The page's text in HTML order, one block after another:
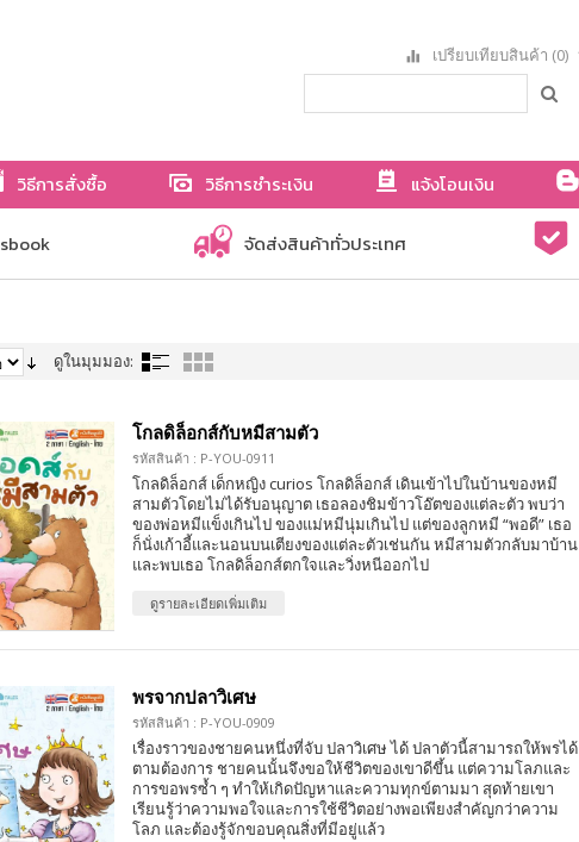
เปรียบเทียบสินค้า (0)
วิธีการสั่งซื้อ วิธีการชำระเงิน แจ้งโอนเงิน
จัดส่งสินค้าทั่วประเทศ
ดูในมุมมอง:
โกลดิล็อกส์กับหมีสามตัว
รหัสสินค้า : P-YOU-0911
โกลดิล็อกส์ เด็กหญิง curios โกลดิล็อกส์ เดินเข้าไปในบ้านของหมี
สามตัวโดยไม่ได้รับอนุญาต เธอลองชิมข้าวโอ๊ตของแต่ละตัว พบว่า
ของพ่อหมีแข็งเกินไป ของแม่หมีนุ่มเกินไป แต่ของลูกหมี “พอดี” เธอ
ก็นั่งเก้าอี้และนอนบนเตียงของแต่ละตัวเช่นกัน หมีสามตัวกลับมาบ้าน
และพบเธอ โกลดิล็อกส์ตกใจและวิ่งหนีออกไป
ดูรายละเอียดเพิ่มเติม
พรจากปลาวิเศษ
รหัสสินค้า : P-YOU-0909
เรื่องราวของชายคนหนึ่งที่จับ ปลาวิเศษ ได้ ปลาตัวนี้สามารถให้พรได้
ตามต้องการ ชายคนนั้นจึงขอให้ชีวิตของเขาดีขึ้น แต่ความโลภและ
การขอพรซ้ำ ๆ ทำให้เกิดปัญหาและความทุกข์ตามมา สุดท้ายเขา
เรียนรู้ว่าความพอใจและการใช้ชีวิตอย่างพอเพียงสำคัญกว่าความ
โลภ และต้องรู้จักขอบคุณสิ่งที่มีอยู่แล้ว